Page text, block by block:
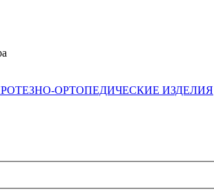
ОРТОПЕДИЧЕСКИЕ ИЗДЕЛИЯ